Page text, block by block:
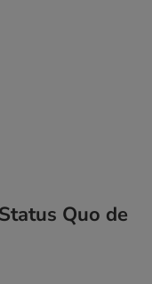
Quo de